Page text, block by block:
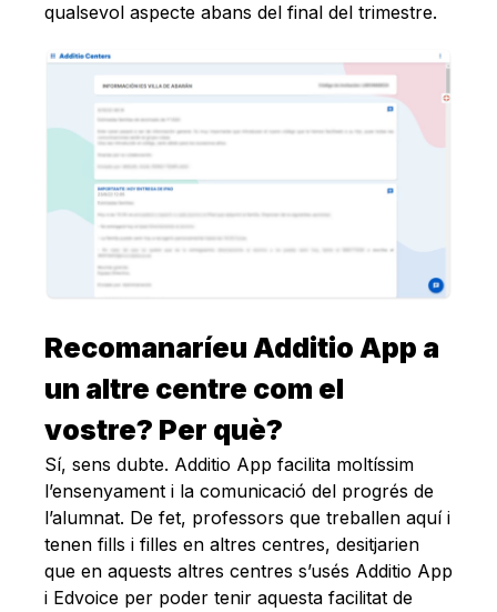
qualsevol aspecte abans del final del trimestre.
Recomanaríeu Additio App a
un altre centre com el
vostre? Per què?
Sí, sens dubte. Additio App facilita moltíssim
l’ensenyament i la comunicació del progrés de
l’alumnat. De fet, professors que treballen aquí i
tenen fills i filles en altres centres, desitjarien
que en aquests altres centres s’usés Additio App
i Edvoice per poder tenir aquesta facilitat de